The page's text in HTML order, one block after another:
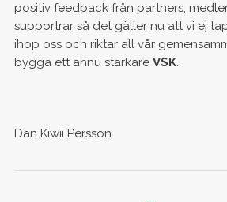
positiv feedback från partners,
supportrar så det gäller nu att vi ej
ihop oss och riktar all vår
bygga ett ännu starkare VSK.
Dan Kiwii Persson